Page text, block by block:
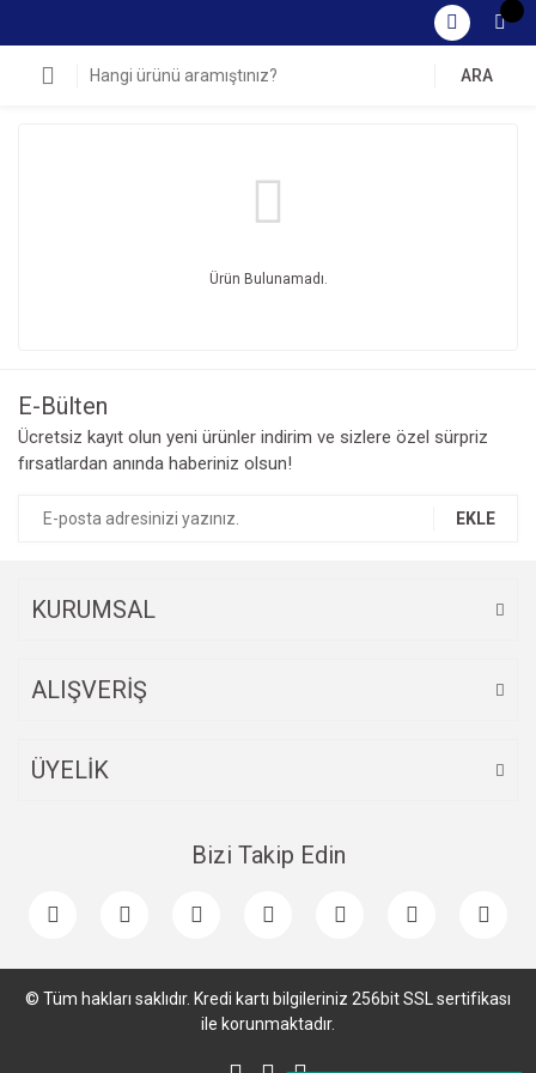
ARA
Ürün Bulunamadı.
E-Bülten
Ücretsiz kayıt olun yeni ürünler indirim ve sizlere özel sürpriz
fırsatlardan anında haberiniz olsun!
EKLE
KURUMSAL
ALIŞVERİŞ
ÜYELİK
Bizi Takip Edin
© Tüm hakları saklıdır. Kredi kartı bilgileriniz 256bit SSL sertifikası
ile korunmaktadır.